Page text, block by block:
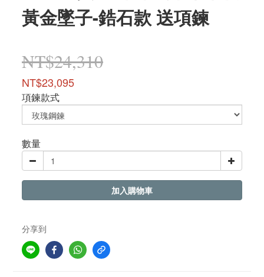
黃金墜子-鋯石款 送項鍊
NT$24,310
NT$23,095
項鍊款式
數量
加入購物車
分享到